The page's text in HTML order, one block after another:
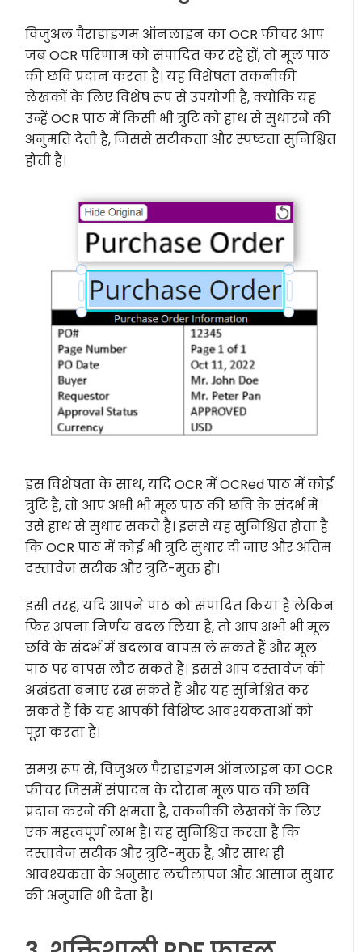
विजुअल पैराडाइगम ऑनलाइन का OCR फीचर आप
जब OCR परिणाम को संपादित कर रहे हों, तो मूल पाठ
की छवि प्रदान करता है। यह विशेषता तकनीकी
लेखकों के लिए विशेष रूप से उपयोगी है, क्योंकि यह
उन्हें OCR पाठ में किसी भी त्रुटि को हाथ से सुधारने की
अनुमति देती है, जिससे सटीकता और स्पष्टता सुनिश्चित
होती है।
इस विशेषता के साथ, यदि OCR में OCRed पाठ में कोई
त्रुटि है, तो आप अभी भी मूल पाठ की छवि के संदर्भ में
उसे हाथ से सुधार सकते हैं। इससे यह सुनिश्चित होता है
कि OCR पाठ में कोई भी त्रुटि सुधार दी जाए और अंतिम
दस्तावेज सटीक और त्रुटि-मुक्त हो।
इसी तरह, यदि आपने पाठ को संपादित किया है लेकिन
फिर अपना निर्णय बदल लिया है, तो आप अभी भी मूल
छवि के संदर्भ में बदलाव वापस ले सकते हैं और मूल
पाठ पर वापस लौट सकते हैं। इससे आप दस्तावेज की
अखंडता बनाए रख सकते हैं और यह सुनिश्चित कर
सकते हैं कि यह आपकी विशिष्ट आवश्यकताओं को
पूरा करता है।
समग्र रूप से, विजुअल पैराडाइगम ऑनलाइन का OCR
फीचर जिसमें संपादन के दौरान मूल पाठ की छवि
प्रदान करने की क्षमता है, तकनीकी लेखकों के लिए
एक महत्वपूर्ण लाभ है। यह सुनिश्चित करता है कि
दस्तावेज सटीक और त्रुटि-मुक्त है, और साथ ही
आवश्यकता के अनुसार लचीलापन और आसान सुधार
की अनुमति भी देता है।